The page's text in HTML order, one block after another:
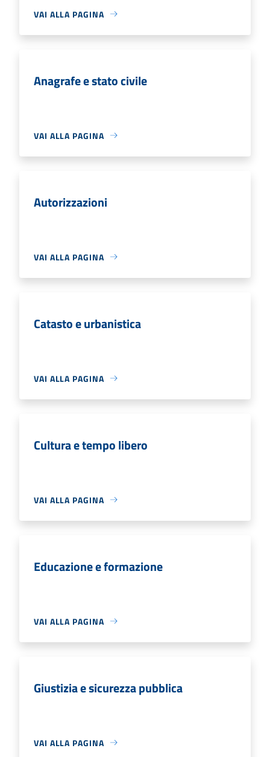
VAI ALLA PAGINA
Anagrafe e stato civile
VAI ALLA PAGINA
Autorizzazioni
VAI ALLA PAGINA
Catasto e urbanistica
VAI ALLA PAGINA
Cultura e tempo libero
VAI ALLA PAGINA
Educazione e formazione
VAI ALLA PAGINA
Giustizia e sicurezza pubblica
VAI ALLA PAGINA